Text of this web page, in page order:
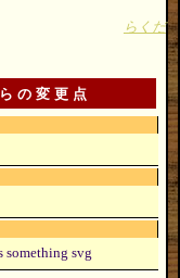
らくだ
の変更点
something svg